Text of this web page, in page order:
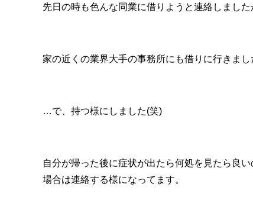
先日の時も色んな同業に借りようと連絡しまし
家の近くの業界大手の事務所にも借りに行きまし
…で、持つ様にしました(笑)
自分が帰った後に症状が出たら何処を見たら良
場合は連絡する様になってます。